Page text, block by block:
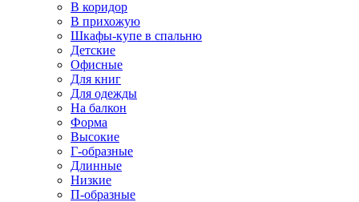
В коридор
В прихожую
Шкафы-купе в спальню
Детские
Офисные
Для книг
Для одежды
На балкон
Форма
Высокие
Г-образные
Длинные
Низкие
П-образные